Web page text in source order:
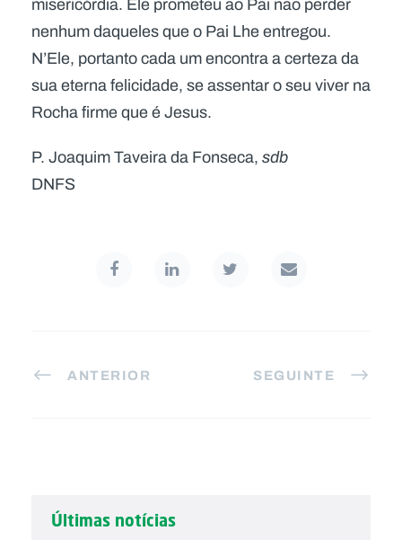
misericórdia. Ele prometeu ao Pai não perder
nenhum daqueles que o Pai Lhe entregou.
N’Ele, portanto cada um encontra a certeza da
sua eterna felicidade, se assentar o seu viver na
Rocha firme que é Jesus.
P. Joaquim Taveira da Fonseca,sdb
DNFS
ANTERIOR SEGUINTE
Últimas notícias